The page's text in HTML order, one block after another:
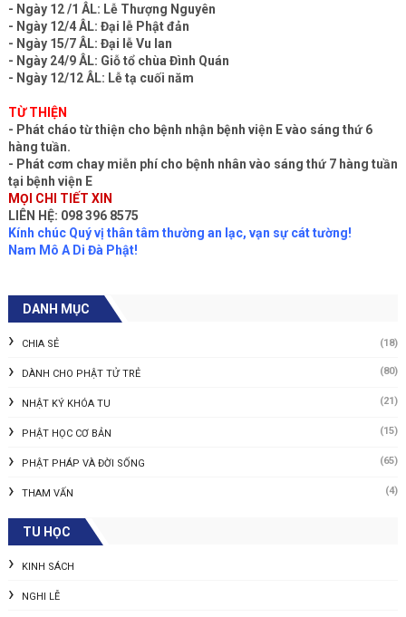
- Ngày 12 /1 ÂL: Lễ Thượng Nguyên
- Ngày 12/4 ÂL: Đại lễ Phật đản
- Ngày 15/7 ÂL: Đại lễ Vu lan
- Ngày 24/9 ÂL: Giỗ tổ chùa Đình Quán
- Ngày 12/12 ÂL: Lễ tạ cuối năm
TỪ THIỆN
- Phát cháo từ thiện cho bệnh nhận bệnh viện E vào sáng thứ 6
hàng tuần.
- Phát cơm chay miễn phí cho bệnh nhân vào sáng thứ 7 hàng tuần
tại bệnh viện E
MỌI CHI TIẾT XIN
LIÊN HỆ: 098 396 8575
Kính chúc Quý vị thân tâm thường an lạc, vạn sự cát tường!
Nam Mô A Di Đà Phật!
DANH MỤC
CHIA SẺ (18)
DÀNH CHO PHẬT TỬ TRẺ (80)
NHẬT KÝ KHÓA TU (21)
PHẬT HỌC CƠ BẢN (15)
PHẬT PHÁP VÀ ĐỜI SỐNG (65)
THAM VẤN (4)
TU HỌC
KINH SÁCH
NGHI LỄ